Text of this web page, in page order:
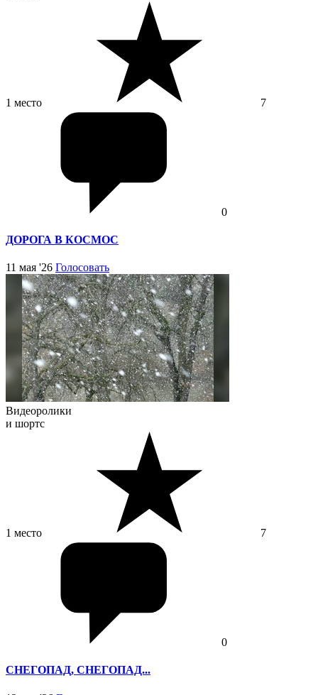
1 место 7
0
ДОРОГА В КОСМОС
11 мая '26 Голосовать
Видеоролики
и шортс
1 место 7
0
СНЕГОПАД, СНЕГОПАД...